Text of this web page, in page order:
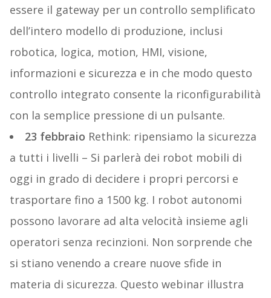
essere il gateway per un controllo semplificato
dell’intero modello di produzione, inclusi
robotica, logica, motion, HMI, visione,
informazioni e sicurezza e in che modo questo
controllo integrato consente la riconfigurabilità
con la semplice pressione di un pulsante.
23 febbraio Rethink: ripensiamo la sicurezza
a tutti i livelli – Si parlerà dei robot mobili di
oggi in grado di decidere i propri percorsi e
trasportare fino a 1500 kg. I robot autonomi
possono lavorare ad alta velocità insieme agli
operatori senza recinzioni. Non sorprende che
si stiano venendo a creare nuove sfide in
materia di sicurezza. Questo webinar illustra